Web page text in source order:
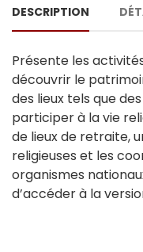
DESCRIPTION
Présente les
découvrir le
des lieux tels que
participer à la vie
de lieux de retraite,
religieuses et les
organismes
d’accéder à la